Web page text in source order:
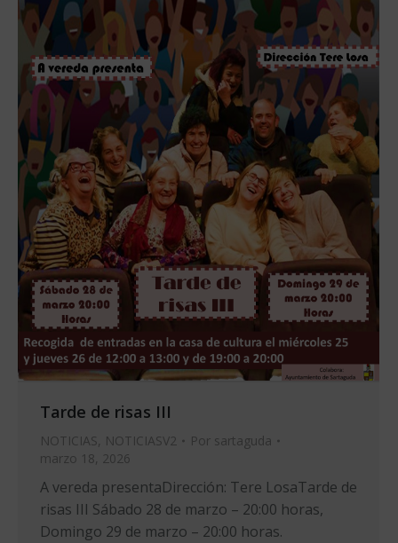
Tarde de risas III
NOTICIAS, NOTICIASV2 Por sartaguda
marzo 18, 2026
A vereda presentaDirección: Tere LosaTarde de
risas III Sábado 28 de marzo – 20:00 horas,
Domingo 29 de marzo – 20:00 horas.